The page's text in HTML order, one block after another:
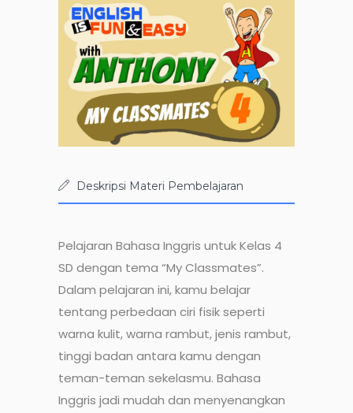
Deskripsi Materi Pembelajaran
Pelajaran Bahasa Inggris untuk Kelas 4
SD dengan tema “My Classmates”.
Dalam pelajaran ini, kamu belajar
tentang perbedaan ciri fisik seperti
warna kulit, warna rambut, jenis rambut,
tinggi badan antara kamu dengan
teman-teman sekelasmu. Bahasa
Inggris jadi mudah dan menyenangkan